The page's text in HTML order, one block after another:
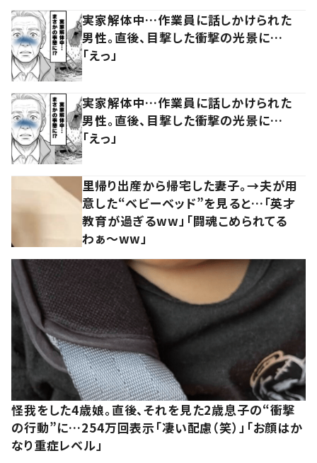
実家解体中…作業員に話しかけられた
男性。直後、目撃した衝撃の光景に…
「えっ」
実家解体中…作業員に話しかけられた
男性。直後、目撃した衝撃の光景に…
「えっ」
里帰り出産から帰宅した妻子。→夫が用
意した“ベビーベッド”を見ると…「英才
教育が過ぎるww」「闘魂こめられてる
わぁ～ww」
怪我をした4歳娘。直後、それを見た2歳息子の“衝撃
の行動”に…254万回表示「凄い配慮（笑）」「お顔はか
なり重症レベル」